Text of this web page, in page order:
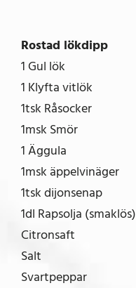
Rostad lökdipp
1 Gul lök
1 Klyfta vitlök
1tsk Råsocker
1msk Smör
1 Äggula
1msk äppelvinäger
1tsk dijonsenap
1dl Rapsolja (smaklös)
Citronsaft
Salt
Svartpeppar